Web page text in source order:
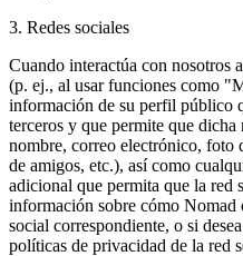
3. Redes sociales
Cuando interactúa con nosotros
(p. ej., al usar funciones como
información de su perfil público
terceros y que permite que
nombre, correo electrónico, foto
de amigos, etc.), así como
adicional que permita que la red
información sobre cómo Nomad
social correspondiente, o si
políticas de privacidad de la red